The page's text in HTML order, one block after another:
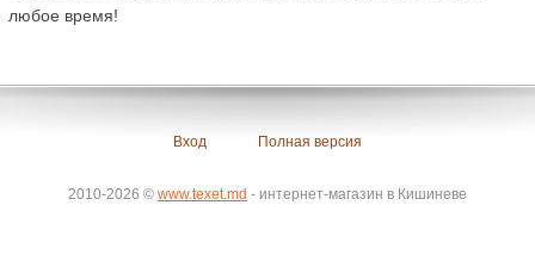
любое время!
Вход Полная версия
2010-2026 © www.texet.md - интернет-магазин в Кишиневе